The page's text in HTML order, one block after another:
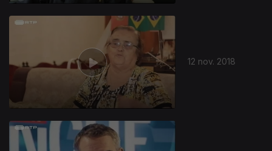
12 nov. 2018